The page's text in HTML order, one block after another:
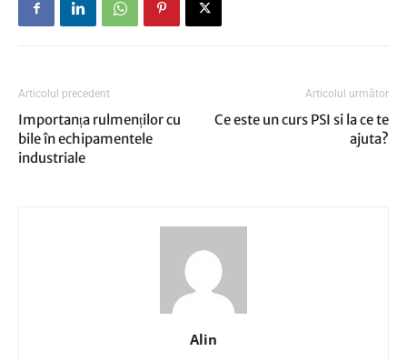
Articolul precedent
Importanța rulmenților cu
bile în echipamentele
industriale
Articolul următor
Ce este un curs PSI si la ce te
ajuta?
Alin